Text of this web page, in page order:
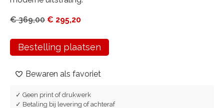
€369,00 € 295,20
Bestelling plaatsen
Bewaren als favoriet
✓ Geen print of drukwerk
✓ Betaling bij levering of achteraf